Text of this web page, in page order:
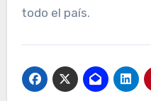
todo el país.